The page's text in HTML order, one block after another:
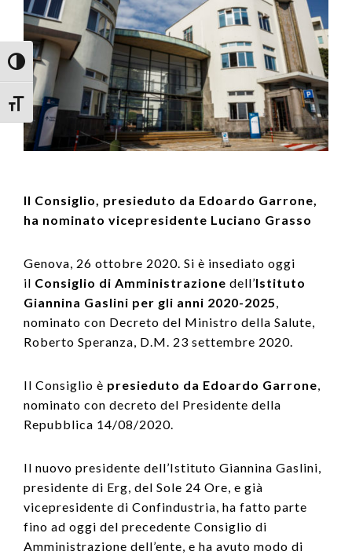
Attiva/disattiva alto contrasto
Attiva/disattiva dimensione testo
Il Consiglio, presieduto da Edoardo Garrone,
ha nominato vicepresidente Luciano Grasso
Genova, 26 ottobre 2020. Si è insediato oggi
il Consiglio di Amministrazione dell’Istituto
Giannina Gaslini per gli anni 2020-2025,
nominato con Decreto del Ministro della Salute,
Roberto Speranza, D.M. 23 settembre 2020.
Il Consiglio è presieduto da Edoardo Garrone,
nominato con decreto del Presidente della
Repubblica 14/08/2020.
Il nuovo presidente dell’Istituto Giannina Gaslini,
presidente di Erg, del Sole 24 Ore, e già
vicepresidente di Confindustria, ha fatto parte
fino ad oggi del precedente Consiglio di
Amministrazione dell’ente, e ha avuto modo di